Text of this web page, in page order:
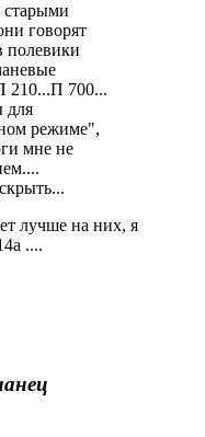
старыми
говорят
полевики
210...П 700...
для
режиме",
мне не
лучше на них, я
....